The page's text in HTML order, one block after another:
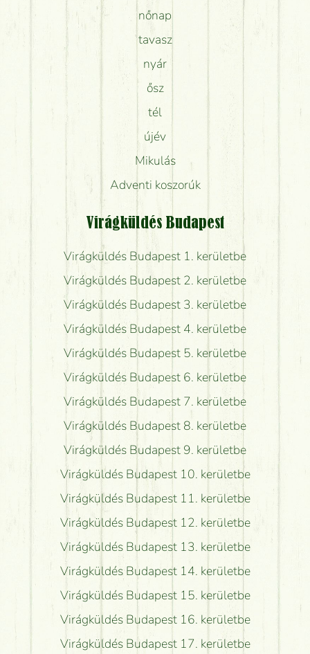
nőnap
tavasz
nyár
ősz
tél
újév
Mikulás
Adventi koszorúk
Virágküldés Budapest
Virágküldés Budapest 1. kerületbe
Virágküldés Budapest 2. kerületbe
Virágküldés Budapest 3. kerületbe
Virágküldés Budapest 4. kerületbe
Virágküldés Budapest 5. kerületbe
Virágküldés Budapest 6. kerületbe
Virágküldés Budapest 7. kerületbe
Virágküldés Budapest 8. kerületbe
Virágküldés Budapest 9. kerületbe
Virágküldés Budapest 10. kerületbe
Virágküldés Budapest 11. kerületbe
Virágküldés Budapest 12. kerületbe
Virágküldés Budapest 13. kerületbe
Virágküldés Budapest 14. kerületbe
Virágküldés Budapest 15. kerületbe
Virágküldés Budapest 16. kerületbe
Virágküldés Budapest 17. kerületbe